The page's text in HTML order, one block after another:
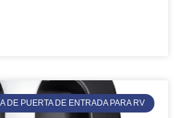
DE PUERTA DE ENTRADA PARA RV